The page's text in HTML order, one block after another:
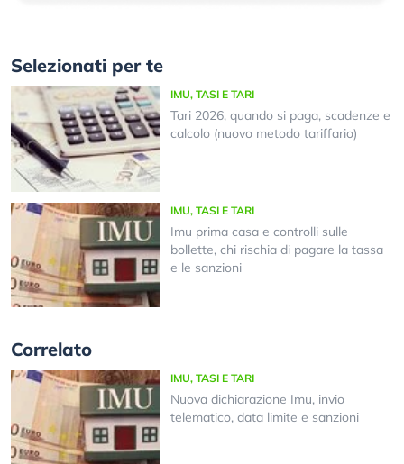
Selezionati per te
IMU, TASI E TARI
Tari 2026, quando si paga, scadenze e
calcolo (nuovo metodo tariffario)
IMU, TASI E TARI
Imu prima casa e controlli sulle
bollette, chi rischia di pagare la tassa
e le sanzioni
Correlato
IMU, TASI E TARI
Nuova dichiarazione Imu, invio
telematico, data limite e sanzioni